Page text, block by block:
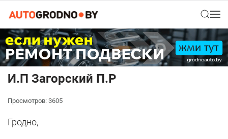
И.П Загорский П.Р
Просмотров: 3605
Гродно,